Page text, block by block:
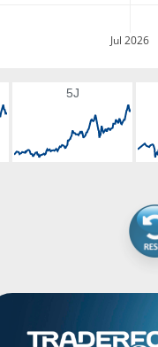
Jul 2026
5J